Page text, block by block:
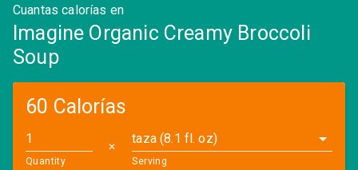
Cuantas calorías en
Imagine Organic Creamy Broccoli
Soup
60 Calorías
Quantity
✕
taza (8.1 fl. oz)
Serving